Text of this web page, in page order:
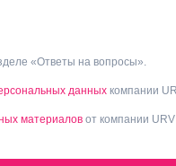
«Ответы на вопросы».
данных компании
материалов от компании